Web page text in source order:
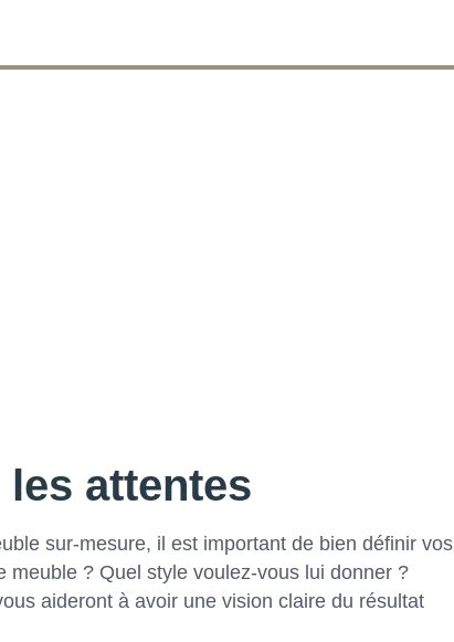
attentes
sur-mesure, il est important de bien définir vos
meuble ? Quel style voulez-vous lui donner ?
aideront à avoir une vision claire du résultat